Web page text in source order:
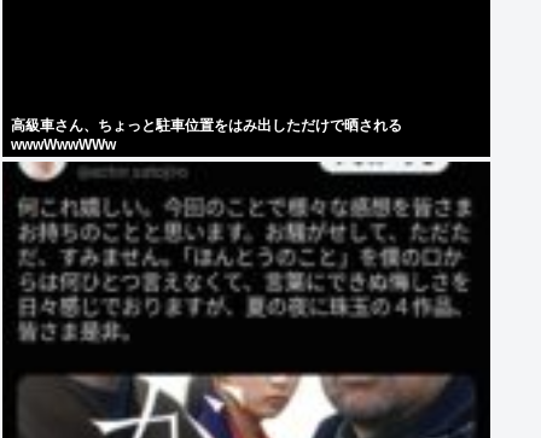
高級車さん、ちょっと駐車位置をはみ出しただけで晒される
wwwWwwWWw